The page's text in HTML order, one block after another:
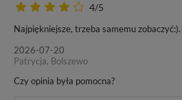
W tej ofercie kupujesz włosy o
odpowiednia długość
4/5
Najpiękniejsze, trzeba samemu
2026-07-20
Patrycja, Bolszewo
Czy opinia była pomocna?